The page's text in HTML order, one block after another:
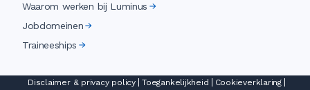
Waarom werken bij Luminus
Jobdomeinen
Traineeships
Disclaimer & privacy policy Toegankelijkheid Cookieverklaring